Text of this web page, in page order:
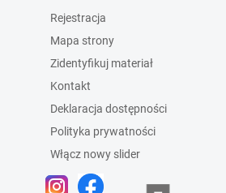
Rejestracja
Mapa strony
Zidentyfikuj materiał
Kontakt
Deklaracja dostępności
Polityka prywatności
Włącz nowy slider